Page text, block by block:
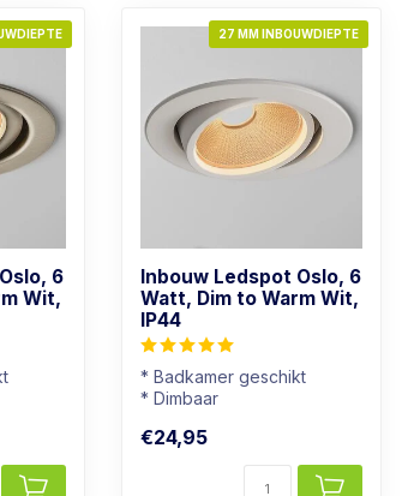
6
Wit,
27 MM INBOUWDIEPTE
Inbouw Ledspot Oslo, 6
Watt, Dim to Warm Wit,
IP44
* Badkamer geschikt
* Dimbaar
* Wit armatuur
€24,95